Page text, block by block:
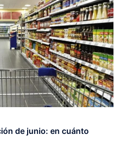
de junio: en cuánto